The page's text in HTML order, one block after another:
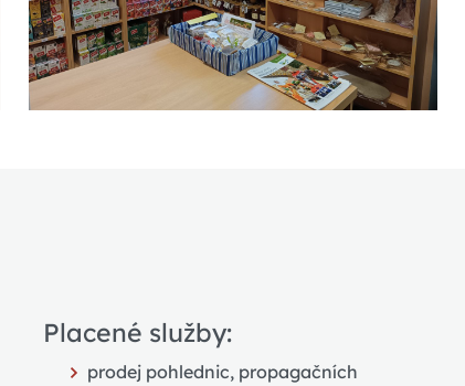
Placené služby:
prodej pohlednic, propagačních